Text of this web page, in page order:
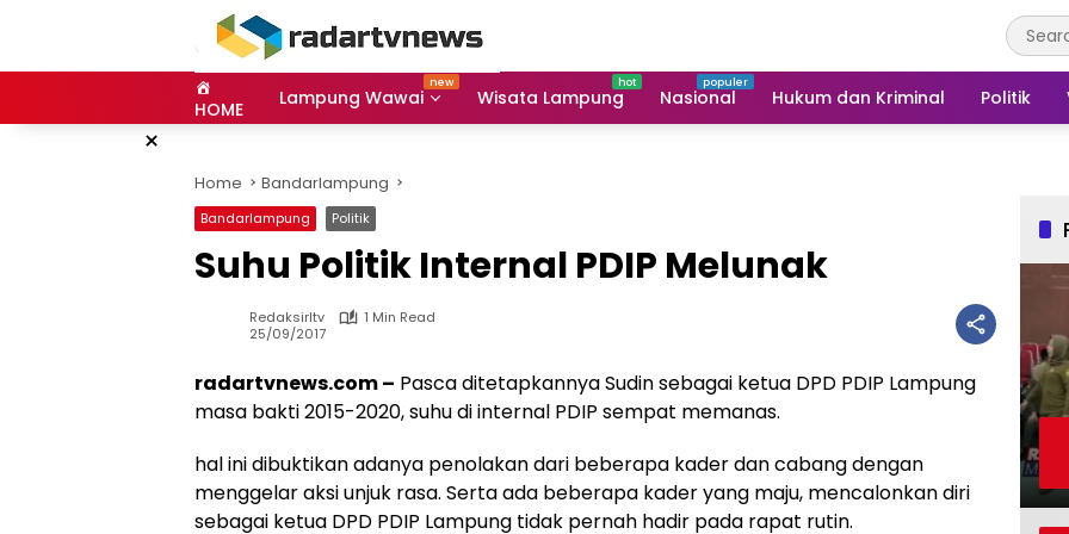
HOME Lampung Wawai Wisata Lampung Nasional Hukum dan Kriminal Politik
×
Home Bandarlampung
Bandarlampung Politik
Suhu Politik Internal PDIP Melunak
Redaksirltv
1 Min Read
25/09/2017
radartvnews.com – Pasca ditetapkannya Sudin sebagai ketua DPD PDIP Lampung
masa bakti 2015-2020, suhu di internal PDIP sempat memanas.
hal ini dibuktikan adanya penolakan dari beberapa kader dan cabang dengan
menggelar aksi unjuk rasa. Serta ada beberapa kader yang maju, mencalonkan diri
sebagai ketua DPD PDIP Lampung tidak pernah hadir pada rapat rutin.